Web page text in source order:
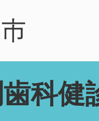
科健